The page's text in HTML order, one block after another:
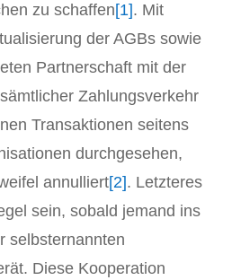
zu schaffen[1]. Mit
der AGBs sowie
Partnerschaft mit der
Zahlungsverkehr
Transaktionen seitens
durchgesehen,
annulliert[2]. Letzteres
sein, sobald jemand ins
selbsternannten
Diese Kooperation